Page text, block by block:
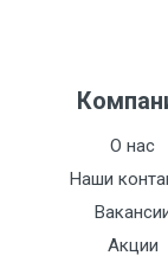
О нас
Наши
Акции